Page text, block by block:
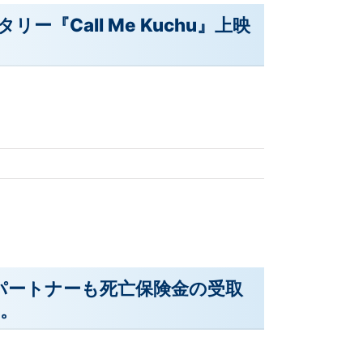
リー『Call Me Kuchu』上映
トナーも死亡保険金の受取